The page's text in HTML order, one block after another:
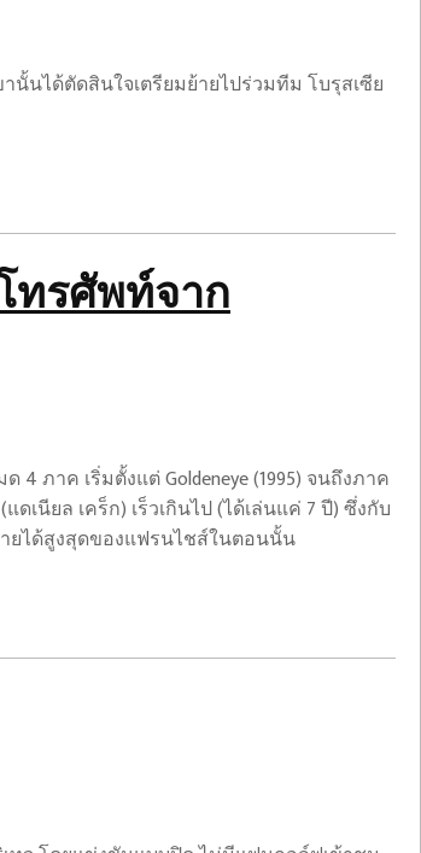
นั้นได้ตัดสินใจเตรียมย้ายไปร่วมทีม โบรุสเซีย
ทรศัพท์จาก
ภาค เริ่มตั้งแต่ Goldeneye (1995) จนถึงภาค
เนียล เคร็ก) เร็วเกินไป (ได้เล่นแค่ 7 ปี) ซึ่งกับ
ายได้สูงสุดของแฟรนไชส์ในตอนนั้น